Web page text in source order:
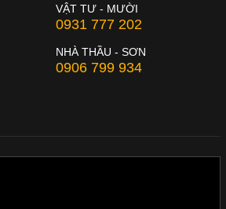
VẬT TƯ - MƯỜI
0931 777 202
NHÀ THẦU - SƠN
0906 799 934